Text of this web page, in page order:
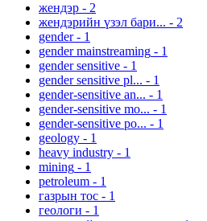
жендэр - 2
жендэрийн үзэл бари... - 2
gender - 1
gender mainstreaming - 1
gender sensitive - 1
gender sensitive pl... - 1
gender-sensitive an... - 1
gender-sensitive mo... - 1
gender-sensitive po... - 1
geology - 1
heavy industry - 1
mining - 1
petroleum - 1
газрын тос - 1
геологи - 1